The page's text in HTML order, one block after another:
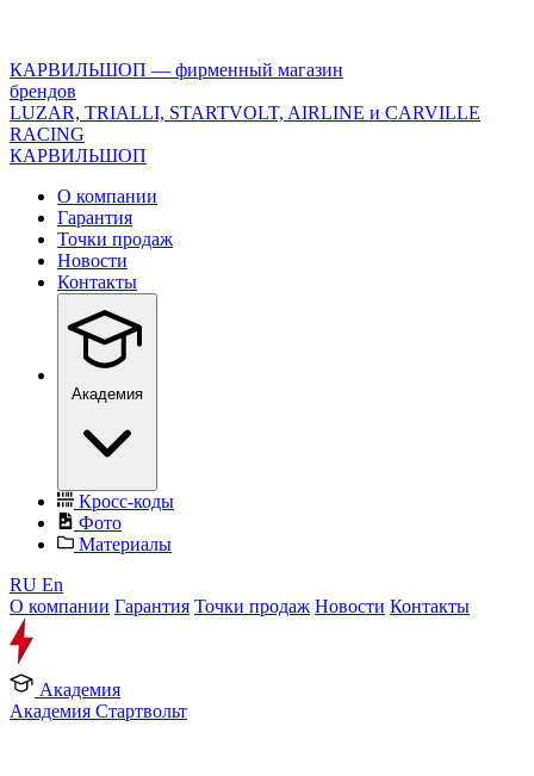
version="1.0"
encoding="utf-
8"?
>
КАРВИЛЬШОП — фирменный магазин
брендов
LUZAR, TRIALLI, STARTVOLT, AIRLINE и CARVILLE
RACING
КАРВИЛЬШОП
О компании
Гарантия
Точки продаж
Новости
Контакты
Академия
Кросс-коды
Фото
Материалы
RU En
О компании Гарантия Точки продаж Новости Контакты
Академия
Академия Стартвольт